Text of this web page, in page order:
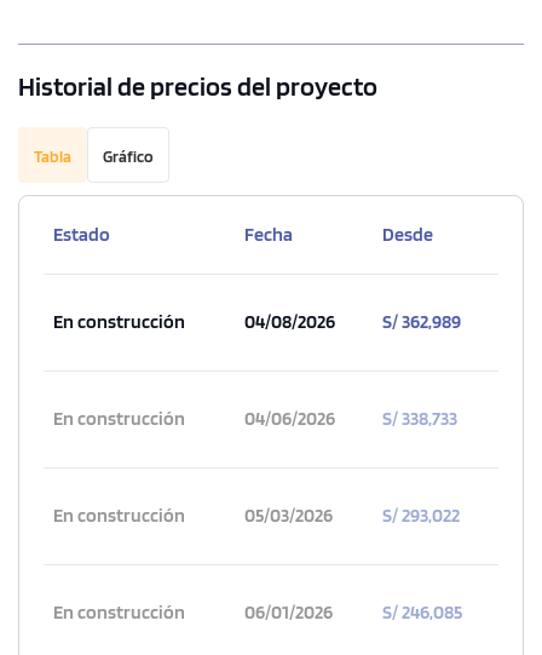
Historial de precios del proyecto
Tabla Gráfico
Estado Fecha Desde
En construcción 04/08/2026 S/ 362,989
En construcción 04/06/2026 S/ 338,733
En construcción 05/03/2026 S/ 293,022
En construcción 06/01/2026 S/ 246,085